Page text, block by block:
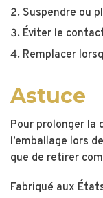
Suspendre ou
Éviter le
Remplacer
Astuce
Pour prolonger la
l’emballage lors
que de retirer
Fabriqué aux